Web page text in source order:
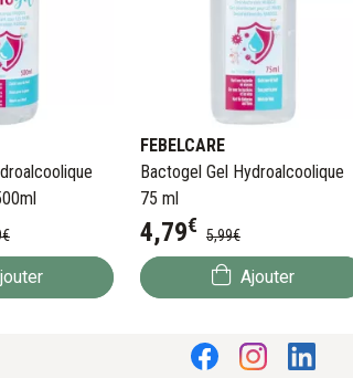
€
FEBELCARE
Bactogel Gel Hydroalcoolique
75 ml
4,79€ 5,99€
Ajouter